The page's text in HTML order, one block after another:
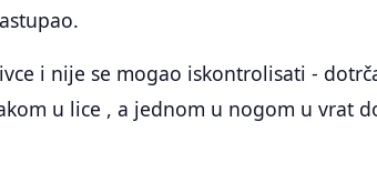
i nije se mogao iskontrolisati -
u lice , a jednom u nogom u vrat